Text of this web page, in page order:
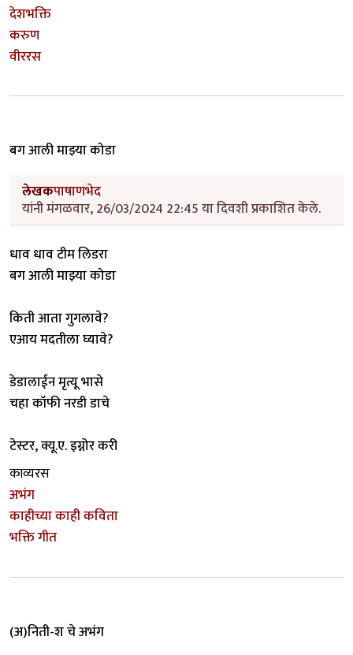
देशभक्ति
करुण
वीररस
बग आली माझ्या कोडा
लेखकपाषाणभेद
यांनी मंगळवार, 26/03/2024 22:45 या दिवशी प्रकाशित केले.
धाव धाव टीम लिडरा
बग आली माझ्या कोडा
किती आता गुगलावे?
एआय मदतीला घ्यावे?
डेडालाईन मृत्यू भासे
चहा कॉफी नरडी डाचे
टेस्टर, क्यू.ए. इग्नोर करी
काव्यरस
अभंग
काहीच्या काही कविता
भक्ति गीत
(अ)निती-श चे अभंग